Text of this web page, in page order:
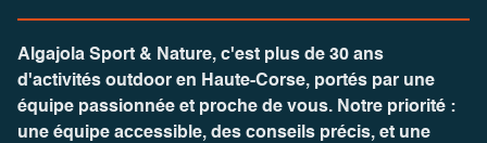
Algajola Sport & Nature, c'est plus de 30 ans
d'activités outdoor en Haute-Corse, portés par une
équipe passionnée et proche de vous. Notre priorité :
une équipe accessible, des conseils précis, et une